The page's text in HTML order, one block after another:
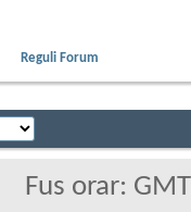
Reguli Forum
Fus orar: